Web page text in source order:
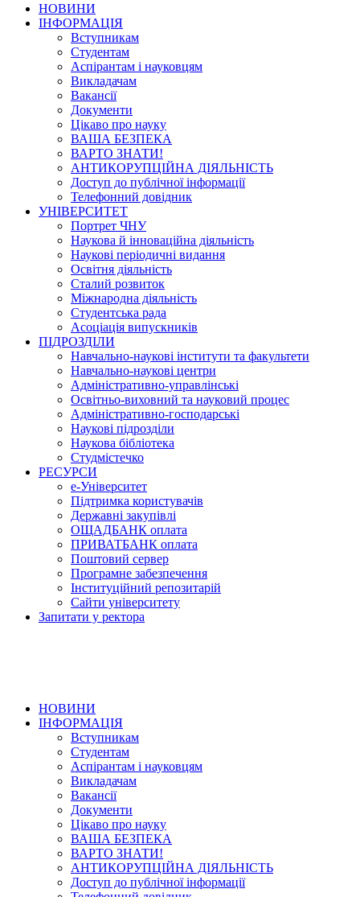
НОВИНИ
ІНФОРМАЦІЯ
Вступникам
Студентам
Аспірантам і науковцям
Викладачам
Вакансії
Документи
Цікаво про науку
ВАША БЕЗПЕКА
ВАРТО ЗНАТИ!
АНТИКОРУПЦІЙНА ДІЯЛЬНІСТЬ
Доступ до публічної інформації
Телефонний довідник
УНІВЕРСИТЕТ
Портрет ЧНУ
Наукова й інноваційна діяльність
Наукові періодичні видання
Освітня діяльність
Сталий розвиток
Міжнародна діяльність
Студентська рада
Асоціація випускників
ПІДРОЗДІЛИ
Навчально-наукові інститути та факультети
Навчально-наукові центри
Адміністративно-управлінські
Освітньо-виховний та науковий процес
Адміністративно-господарські
Наукові підрозділи
Наукова бібліотека
Студмістечко
РЕСУРСИ
е-Університет
Підтримка користувачів
Державні закупівлі
ОЩАДБАНК оплата
ПРИВАТБАНК оплата
Поштовий сервер
Програмне забезпечення
Інституційний репозитарій
Сайти університету
Запитати у ректора
НОВИНИ
ІНФОРМАЦІЯ
Вступникам
Студентам
Аспірантам і науковцям
Викладачам
Вакансії
Документи
Цікаво про науку
ВАША БЕЗПЕКА
ВАРТО ЗНАТИ!
АНТИКОРУПЦІЙНА ДІЯЛЬНІСТЬ
Доступ до публічної інформації